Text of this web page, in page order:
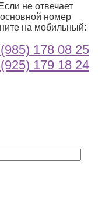
Если не отвечает
основной номер
на мобильный:
178 08 25
179 18 24